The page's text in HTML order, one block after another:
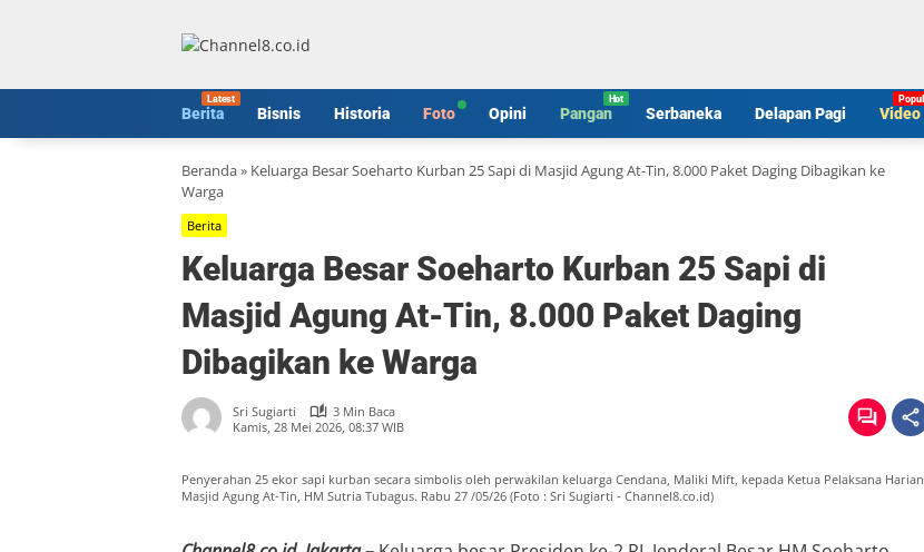
Berita Bisnis Historia Foto Opini Pangan Serbaneka Delapan Pagi Video
Beranda» Keluarga Besar Soeharto Kurban 25 Sapi di Masjid Agung At-Tin, 8.000 Paket Daging Dibagikan ke
Warga
Berita
Keluarga Besar Soeharto Kurban 25 Sapi di
Masjid Agung At-Tin, 8.000 Paket Daging
Dibagikan ke Warga
Sri Sugiarti
3 Min Baca
Kamis, 28 Mei 2026, 08:37 WIB
Penyerahan 25 ekor sapi kurban secara simbolis oleh perwakilan keluarga Cendana, Maliki Mift, kepada Ketua Pelaksana Harian
Masjid Agung At-Tin, HM Sutria Tubagus. Rabu 27 /05/26 (Foto : Sri Sugiarti - Channel8.co.id)